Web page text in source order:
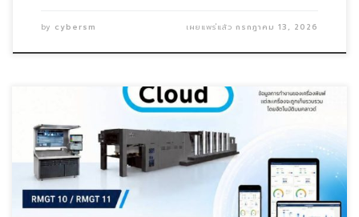
by cybersm เผยแพร่แล้วกรกฎาคม 13, 2026
บริหารโรงพิมพ์ปี 2026 ได้จากทุกที่ในโลก! ด้วย RMGT […]